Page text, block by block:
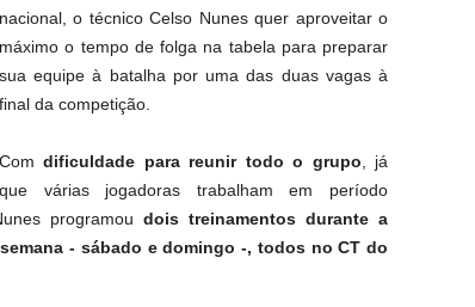
nacional, o técnico Celso Nunes quer aproveitar o
máximo o tempo de folga na tabela para preparar
sua equipe à batalha por uma das duas vagas à
final da competição.
Com dificuldade para reunir todo o grupo , já
que várias jogadoras trabalham em período
programou dois treinamentos durante a
- sábado e domingo -, todos no CT do